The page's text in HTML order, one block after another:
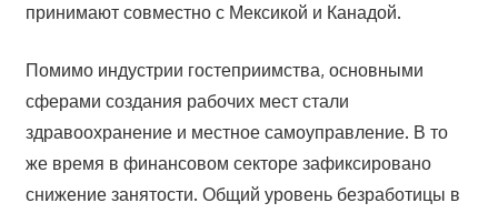
принимают совместно с Мексикой и Канадой.
Помимо индустрии гостеприимства, основными
сферами создания рабочих мест стали
здравоохранение и местное самоуправление. В то
же время в финансовом секторе зафиксировано
снижение занятости. Общий уровень безработицы в